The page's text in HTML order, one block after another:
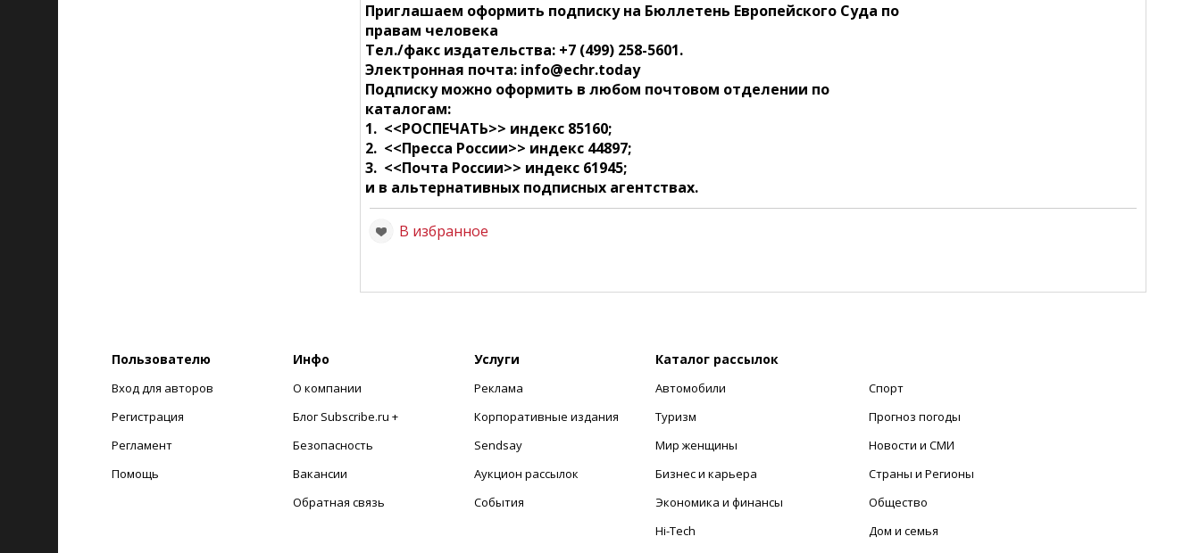
Приглашаем оформить подписку на Бюллетень Европейского Суда по
правам человека
Тел./факс издательства: +7 (499) 258-5601.
Электронная почта: info@echr.today
Подписку можно оформить в любом почтовом отделении по
каталогам:
1. <<РОСПЕЧАТЬ>> индекс 85160;
2. <<Пресса России>> индекс 44897;
3. <<Почта России>> индекс 61945;
и в альтернативных подписных агентствах.
В избранное
Пользователю
Вход для авторов
Регистрация
Регламент
Помощь
Инфо
О компании
Блог Subscribe.ru +
Безопасность
Вакансии
Обратная связь
Услуги
Реклама
Корпоративные издания
Sendsay
Аукцион рассылок
События
Каталог рассылок
Автомобили
Туризм
Мир женщины
Бизнес и карьера
Экономика и финансы
Hi-Tech
Спорт
Прогноз погоды
Новости и СМИ
Страны и Регионы
Общество
Дом и семья